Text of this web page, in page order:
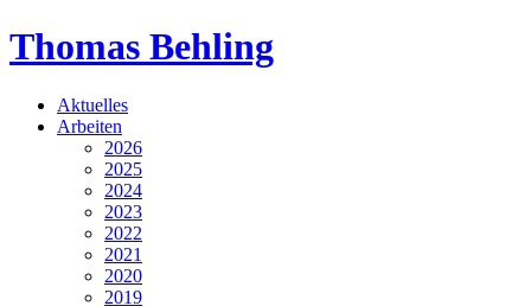
Thomas Behling
Aktuelles
Arbeiten
2026
2025
2024
2023
2022
2021
2020
2019